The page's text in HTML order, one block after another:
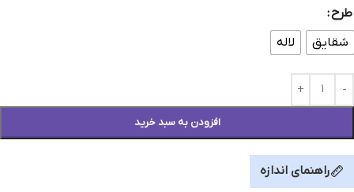
طرح
شقایق
لاله
افزودن به سبد خرید
راهنمای اندازه